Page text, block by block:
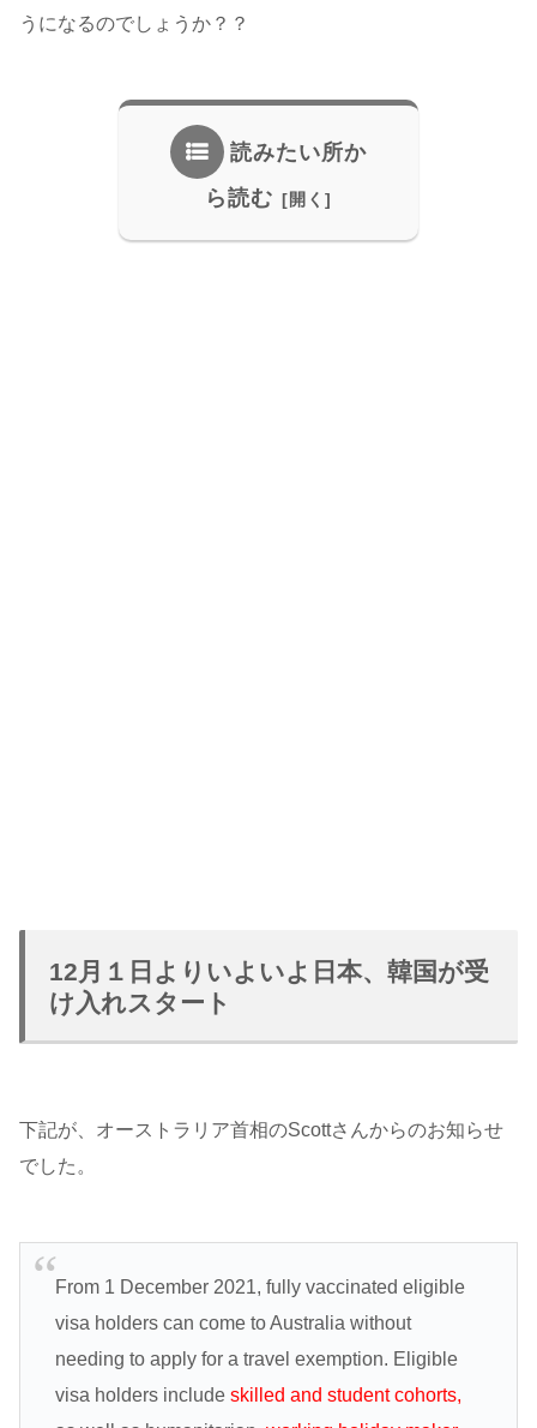
うになるのでしょうか？？
読みたい所か
ら読む
12月１日よりいよいよ日本、韓国が受
け入れスタート
下記が、オーストラリア首相のScottさんからのお知らせ
でした。
From 1 December 2021, fully vaccinated eligible
visa holders can come to Australia without
needing to apply for a travel exemption. Eligible
visa holders include skilled and student cohorts,